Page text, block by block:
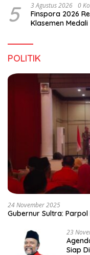
5 3 Agustus 2026 0
Finspora 2026
Klasemen Medali
POLITIK
24 November 2025
Gubernur Sultra:
23
Siap